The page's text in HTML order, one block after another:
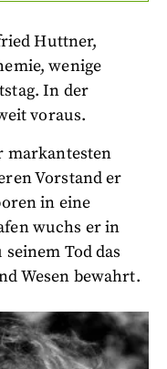
Huttner,
wenige
In der
voraus.
markantesten
Vorstand er
in eine
wuchs er in
Tod das
Wesen bewahrt.